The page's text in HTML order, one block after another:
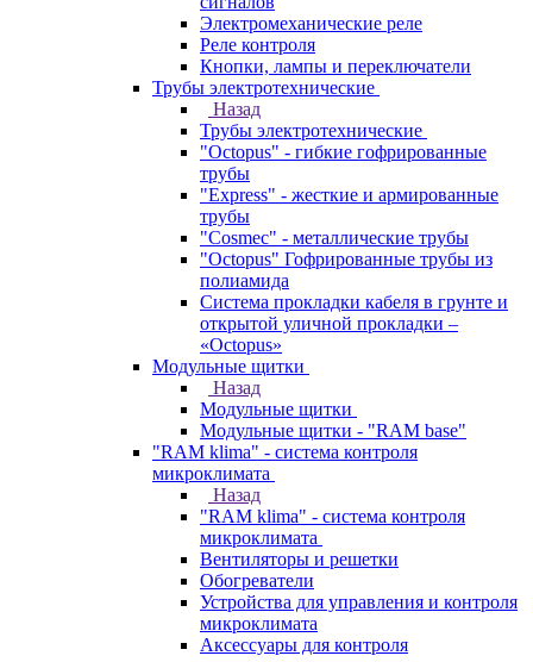
Электромеханические реле
Реле контроля
Кнопки, лампы и переключатели
Трубы электротехнические
Назад
Трубы электротехнические
"Octopus" - гибкие гофрированные
трубы
"Express" - жесткие и армированные
трубы
"Cosmec" - металлические трубы
"Octopus" Гофрированные трубы из
полиамида
Система прокладки кабеля в грунте и
открытой уличной прокладки –
«Octopus»
Модульные щитки
Назад
Модульные щитки
Модульные щитки - "RAM base"
"RAM klima" - система контроля
микроклимата
Назад
"RAM klima" - система контроля
микроклимата
Вентиляторы и решетки
Обогреватели
Устройства для управления и контроля
микроклимата
Аксессуары для контроля